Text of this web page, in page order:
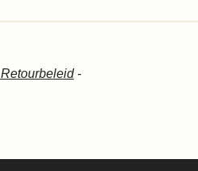
Retourbeleid-